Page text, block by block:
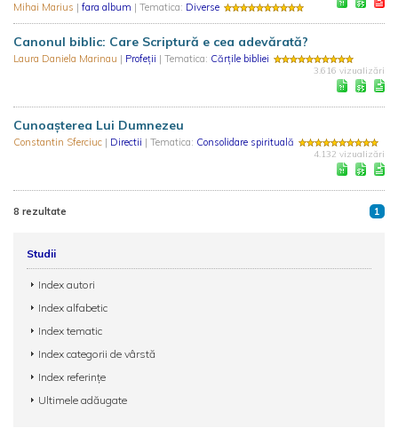
Mihai Marius | fara album | Tematica: Diverse
Canonul biblic: Care Scriptură e cea adevărată?
Laura Daniela Marinau | Profeții | Tematica: Cărțile bibliei
3.616 vizualizări
Cunoaşterea Lui Dumnezeu
Constantin Sferciuc | Directii | Tematica: Consolidare spirituală
4.132 vizualizări
8 rezultate 1
Studii
Index autori
Index alfabetic
Index tematic
Index categorii de vârstă
Index referințe
Ultimele adăugate